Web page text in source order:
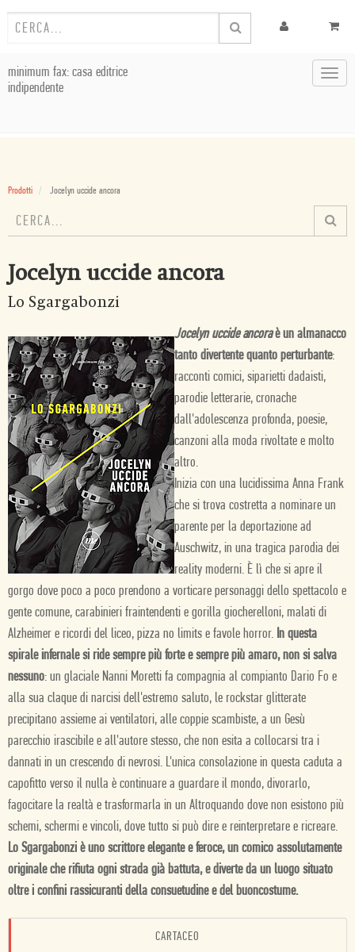
minimum fax: casa editrice
indipendente
Prodotti Jocelyn uccide ancora
Jocelyn uccide ancora
Lo Sgargabonzi
Jocelyn uccide ancoraè un almanacco
tanto divertente quanto perturbante:
racconti comici, siparietti dadaisti,
parodie letterarie, cronache
dall'adolescenza profonda, poesie,
canzoni alla moda rivoltate e molto
altro.
Inizia con una lucidissima Anna Frank
che si trova costretta a nominare un
parente per la deportazione ad
Auschwitz, in una tragica parodia dei
reality moderni. È lì che si apre il
gorgo dove poco a poco prendono a vorticare personaggi dello spettacolo e
gente comune, carabinieri fraintendenti e gorilla giocherelloni, malati di
Alzheimer e ricordi del liceo, pizza no limits e favole horror. In questa
spirale infernale si ride sempre più forte e sempre più amaro, non si salva
nessuno: un glaciale Nanni Moretti fa compagnia al compianto Dario Fo e
alla sua claque di narcisi dell'estremo saluto, le rockstar glitterate
precipitano assieme ai ventilatori, alle coppie scambiste, a un Gesù
parecchio irascibile e all'autore stesso, che non esita a collocarsi tra i
dannati in un crescendo di nevrosi. L'unica consolazione in questa caduta a
capofitto verso il nulla è continuare a guardare il mondo, divorarlo,
fagocitare la realtà e trasformarla in un Altroquando dove non esistono più
schemi, schermi e vincoli, dove tutto si può dire e reinterpretare e ricreare.
Lo Sgargabonzi è uno scrittore elegante e feroce, un comico assolutamente
originale che rifiuta ogni strada già battuta, e diverte da un luogo situato
oltre i confini rassicuranti della consuetudine e del buoncostume.
CARTACEO